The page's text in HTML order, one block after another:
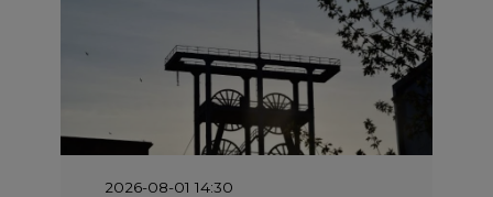
2026-08-01 14:30